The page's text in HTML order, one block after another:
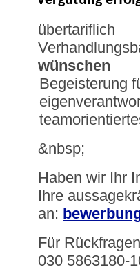
übertariflich
wünschen
Begeisterung
&nbsp;
Haben wir Ihr
Ihre
an:
Für
030 5863180-